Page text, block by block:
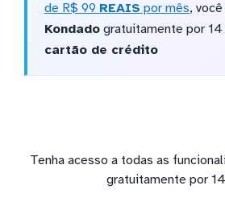
de R$ 99 REAIS por mês,
Kondadogratuitamente por 14
cartão de crédito
Tenha acesso a todas as
gratuitamente por